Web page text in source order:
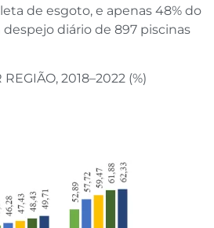
de esgoto, e apenas 48% do
diário de 897 piscinas
2018–2022 (%)